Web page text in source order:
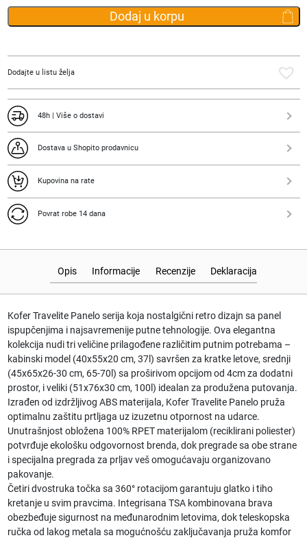
Panelo
Dodaj u korpu
Dodajte u listu želja
48h | Više o dostavi
Dostava u Shopito prodavnicu
Kupovina na rate
Povrat robe 14 dana
Opis Deklaracija
Informacije Recenzije
Kofer Travelite Panelo serija koja nostalgični retro dizajn sa panel
ispupčenjima i najsavremenije putne tehnologije. Ova elegantna
kolekcija nudi tri veličine prilagođene različitim putnim potrebama –
kabinski model (40x55x20 cm, 37l) savršen za kratke letove, srednji
(45x65x26-30 cm, 65-70l) sa proširivom opcijom od 4cm za dodatni
prostor, i veliki (51x76x30 cm, 100l) idealan za produžena putovanja.
Izrađen od izdržljivog ABS materijala, Kofer Travelite Panelo pruža
optimalnu zaštitu prtljaga uz izuzetnu otpornost na udarce.
Unutrašnjost obložena 100% RPET materijalom (reciklirani poliester)
potvrđuje ekološku odgovornost brenda, dok pregrade sa obe strane
i specijalna pregrada za prljav veš omogućavaju organizovano
pakovanje.
Četiri dvostruka točka sa 360° rotacijom garantuju glatko i tiho
kretanje u svim pravcima. Integrisana TSA kombinovana brava
obezbeđuje sigurnost na međunarodnim letovima, dok teleskopska
ručka od lakog metala sa mogućnošću zaključavanja pruža komfor